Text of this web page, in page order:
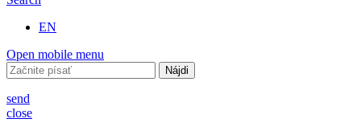
EN
Open mobile menu
Hľadať:
send
close